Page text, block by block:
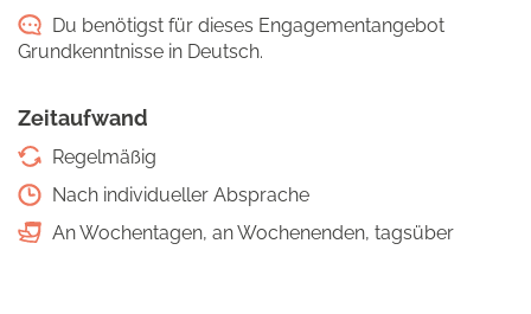
Du benötigst für dieses Engagementangebot
Grundkenntnisse in Deutsch.
Zeitaufwand
Regelmäßig
Nach individueller Absprache
An Wochentagen, an Wochenenden, tagsüber